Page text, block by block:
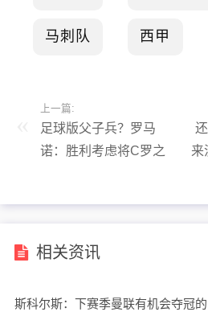
马刺队 西甲
上一篇:
足球版父子兵？罗马
诺：胜利考虑将C罗之
来
相关资讯
斯科尔斯：下赛季曼联有机会夺冠